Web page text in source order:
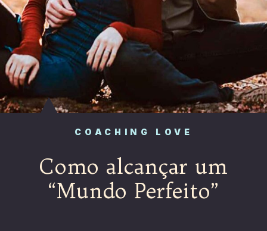
COACHING LOVE
Como alcançar um
“Mundo Perfeito”